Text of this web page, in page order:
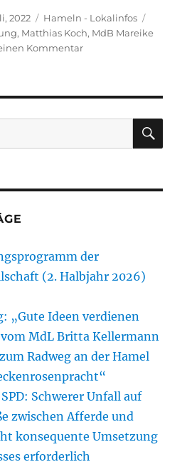
2022 Kategorien
Hameln - Lokalinfos
, Matthias Koch, MdB Mareike
Kommentarzu
in
Niedersachsen
im
der
(2. Halbjahr 2026)
„Gute Ideen verdienen
MdL Britta Kellermann
Radweg an der Hamel
Schwerer Unfall auf
zwischen Afferde und
konsequente Umsetzung
erforderlich